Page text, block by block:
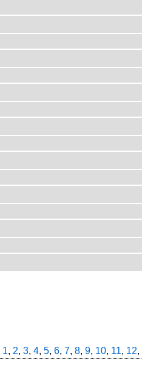
1, 2, 3, 4, 5, 6, 7, 8, 9, 10, 11, 12,